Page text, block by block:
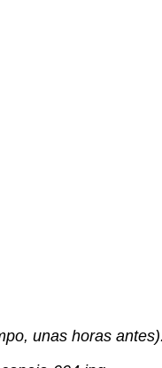
unas horas antes).